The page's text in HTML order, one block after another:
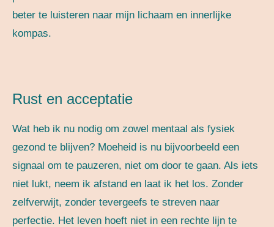
beter te luisteren naar mijn lichaam en innerlijke
kompas.
Rust en acceptatie
Wat heb ik nu nodig om zowel mentaal als fysiek
gezond te blijven? Moeheid is nu bijvoorbeeld een
signaal om te pauzeren, niet om door te gaan. Als iets
niet lukt, neem ik afstand en laat ik het los. Zonder
zelfverwijt, zonder tevergeefs te streven naar
perfectie. Het leven hoeft niet in een rechte lijn te